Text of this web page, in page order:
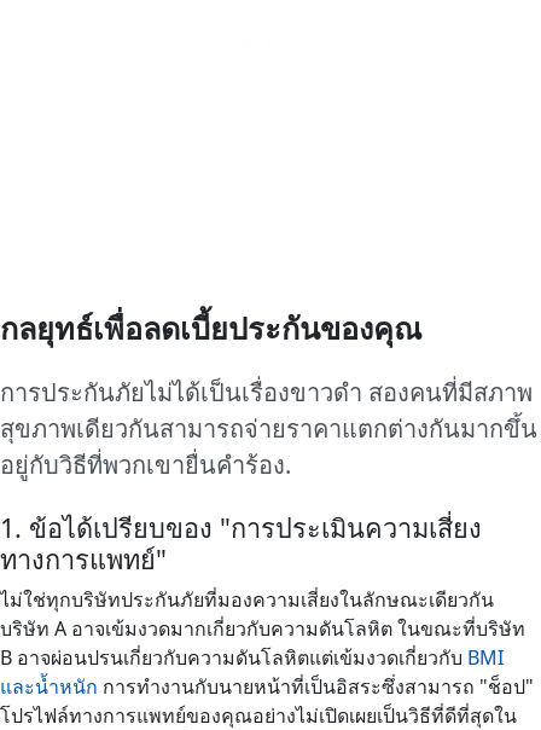
กลยุทธ์เพื่อลดเบี้ยประกันของคุณ
การประกันภัยไม่ได้เป็นเรื่องขาวดำ สองคนที่มีสภาพ
สุขภาพเดียวกันสามารถจ่ายราคาแตกต่างกันมากขึ้น
อยู่กับวิธีที่พวกเขายื่นคำร้อง.
1. ข้อได้เปรียบของ "การประเมินความเสี่ยง
ทางการแพทย์"
ไม่ใช่ทุกบริษัทประกันภัยที่มองความเสี่ยงในลักษณะเดียวกัน
บริษัท A อาจเข้มงวดมากเกี่ยวกับความดันโลหิต ในขณะที่บริษัท
B อาจผ่อนปรนเกี่ยวกับความดันโลหิตแต่เข้มงวดเกี่ยวกับ BMI
และน้ำหนัก การทำงานกับนายหน้าที่เป็นอิสระซึ่งสามารถ "ช็อป"
โปรไฟล์ทางการแพทย์ของคุณอย่างไม่เปิดเผยเป็นวิธีที่ดีที่สุดใน